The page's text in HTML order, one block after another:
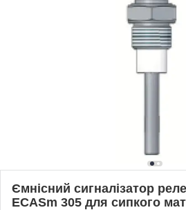
Ємнісний сигналізатор реле
ECASm 305 для сипкого